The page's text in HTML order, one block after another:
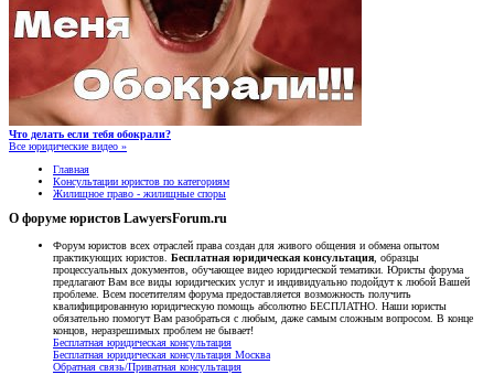
Что делать если тебя обокрали?
Все юридические видео »
Главная
Консультации юристов по категориям
Жилищное право - жилищные споры
О форуме юристов LawyersForum.ru
Форум юристов всех отраслей права создан для живого общения и обмена опытом
практикующих юристов. Бесплатная юридическая консультация , образцы
процессуальных документов, обучающее видео юридической тематики. Юристы форума
предлагают Вам все виды юридических услуг и индивидуально подойдут к любой Вашей
проблеме. Всем посетителям форума предоставляется возможность получить
квалифицированную юридическую помощь абсолютно БЕСПЛАТНО. Наши юристы
обязательно помогут Вам разобраться с любым, даже самым сложным вопросом. В конце
концов, неразрешимых проблем не бывает!
Бесплатная юридическая консультация
Бесплатная юридическая консультация Москва
Обратная связь/Приватная консультация